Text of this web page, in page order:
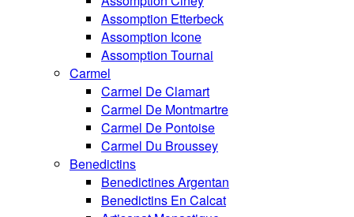
Assomption Etterbeck
Assomption Icone
Assomption Tournai
Carmel
Carmel De Clamart
Carmel De Montmartre
Carmel De Pontoise
Carmel Du Broussey
Benedictins
Benedictines Argentan
Benedictins En Calcat